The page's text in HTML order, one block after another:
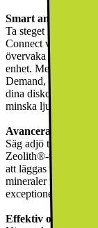
Smart anslutning
Ta steget in i
Connect via WLAN.
övervaka och
enhet. Med tillägget
Demand, tillgängliga
dina diskcykler efter
minska ljudnivåerna
Avancerad
Säg adjö till
Zeolith®-teknik ser
att läggas undan.
mineraler för att
exceptionella
Effektiv och tyst